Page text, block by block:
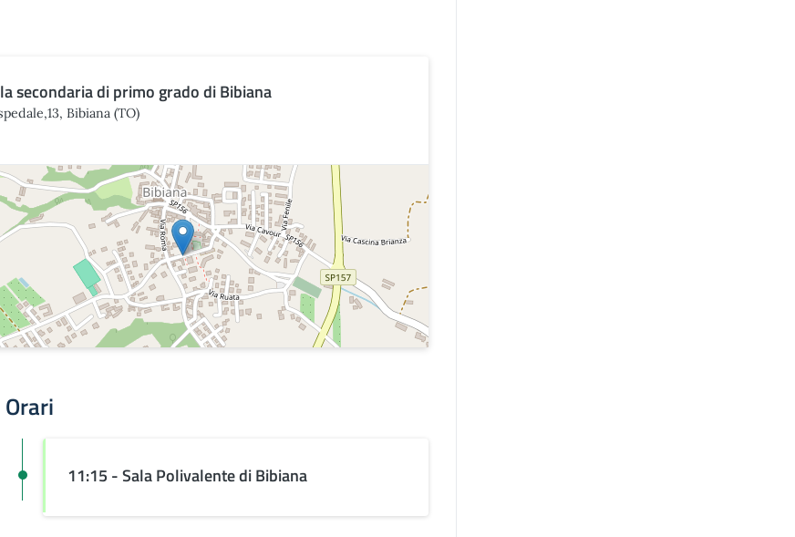
secondaria di primo grado di Bibiana
Bibiana (TO)
11:15 - Sala Polivalente di Bibiana